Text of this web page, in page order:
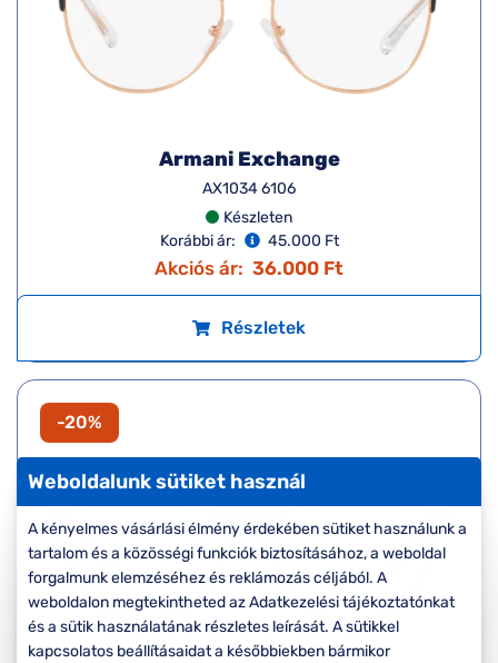
Armani Exchange
AX1034 6106
Készleten
Korábbi ár:
45.000 Ft
Akciós ár: 36.000 Ft
Részletek
-20%
Weboldalunk sütiket használ
A kényelmes vásárlási élmény érdekében sütiket használunk a
tartalom és a közösségi funkciók biztosításához, a weboldal
forgalmunk elemzéséhez és reklámozás céljából. A
weboldalon megtekintheted az Adatkezelési tájékoztatónkat
és a sütik használatának részletes leírását. A sütikkel
kapcsolatos beállításaidat a későbbiekben bármikor